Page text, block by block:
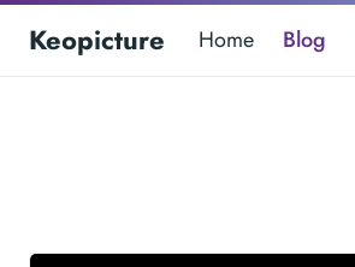
Keopicture Home Blog